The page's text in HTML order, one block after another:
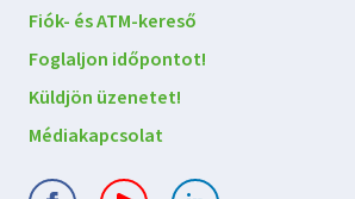
Lépjen
kapcsolatba
velünk
Fiók- és ATM-kereső
Foglaljon időpontot!
Küldjön üzenetet!
Médiakapcsolat